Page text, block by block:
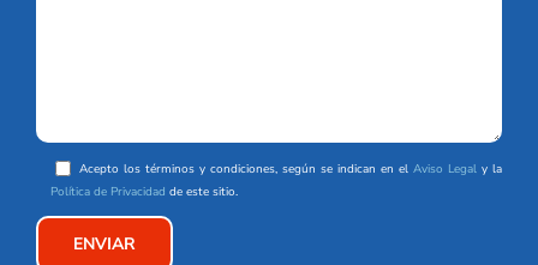
Acepto los términos y condiciones, según se indican en el Aviso Legal y la
Política de Privacidad de este sitio.